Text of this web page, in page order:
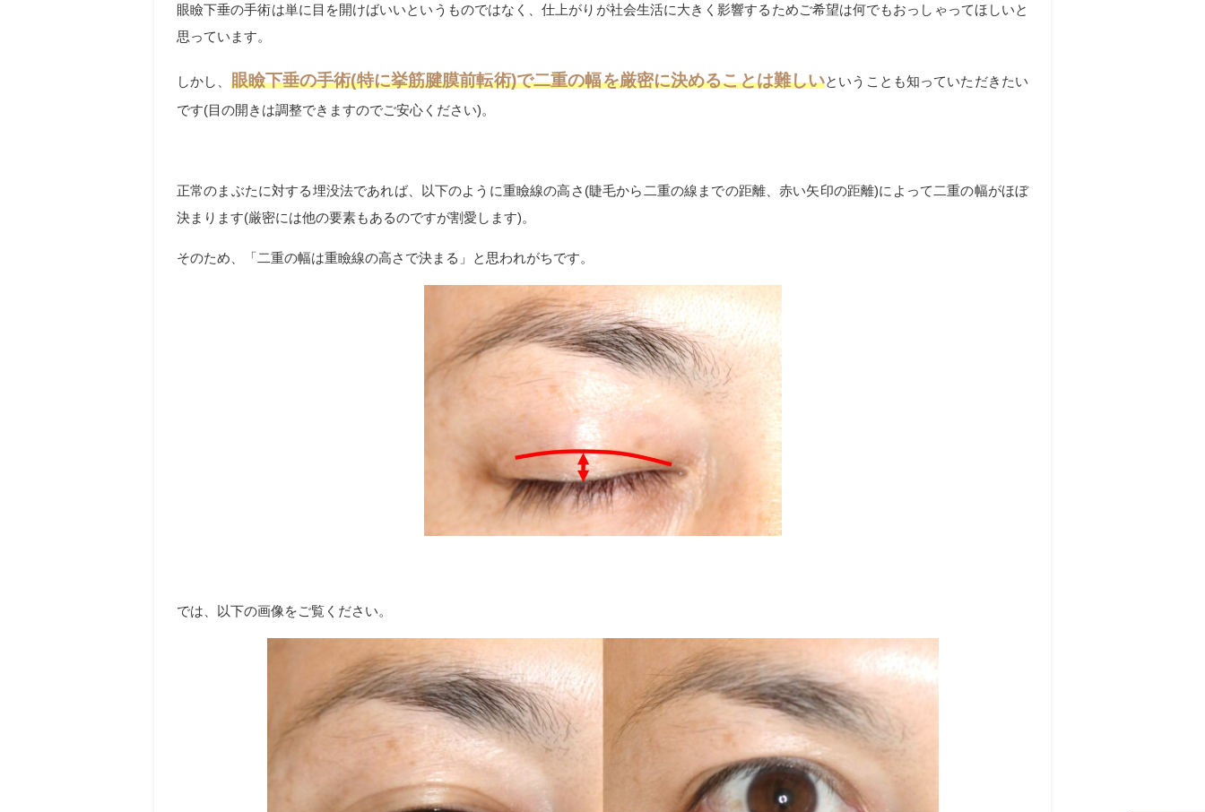
眼瞼下垂の手術は単に目を開けばいいというものではなく、仕上がりが社会生活に大きく影響するためご希望は何でもおっしゃってほしいと
思っています。
しかし、 眼瞼下垂の手術(特に挙筋腱膜前転術)で二重の幅を厳密に決めることは難しいということも知っていただきたい
です(目の開きは調整できますのでご安心ください)。
正常のまぶたに対する埋没法であれば、以下のように重瞼線の高さ(睫毛から二重の線までの距離、赤い矢印の距離)によって二重の幅がほぼ
決まります(厳密には他の要素もあるのですが割愛します)。
そのため、「二重の幅は重瞼線の高さで決まる」と思われがちです。
では、以下の画像をご覧ください。